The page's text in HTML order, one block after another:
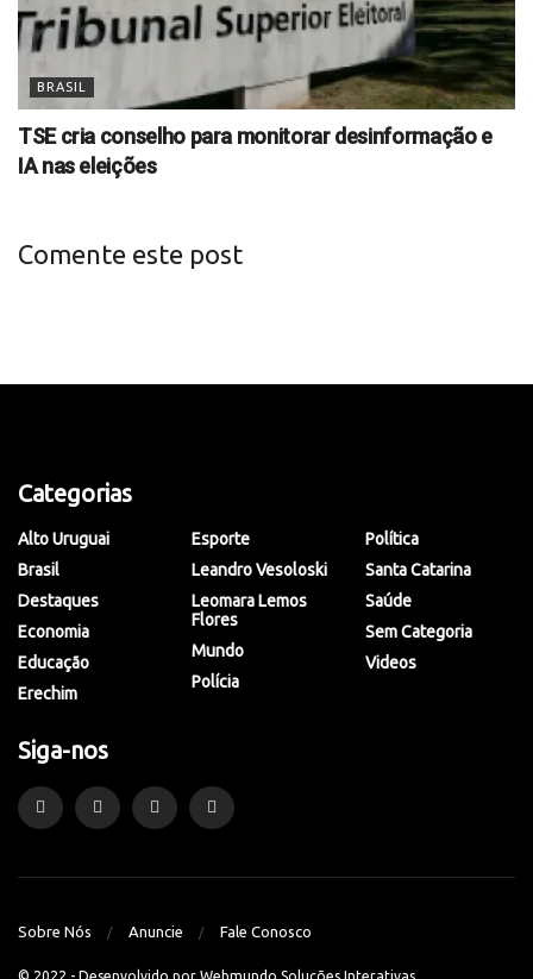
BRASIL
TSE cria conselho para monitorar desinformação e
IA nas eleições
Comente este post
Categorias
Alto Uruguai
Brasil
Destaques
Economia
Educação
Erechim
Esporte
Leandro Vesoloski
Leomara Lemos
Flores
Mundo
Polícia
Política
Santa Catarina
Saúde
Sem Categoria
Videos
Siga-nos
Sobre Nós Anuncie Fale Conosco